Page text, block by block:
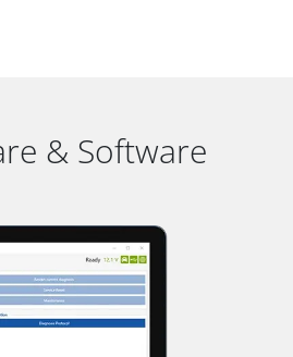
& Software